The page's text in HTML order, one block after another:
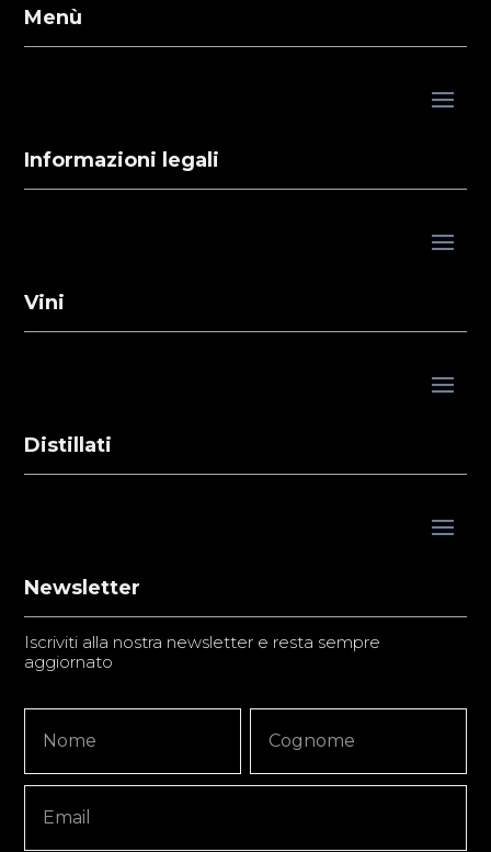
Menù
Informazioni legali
Vini
Distillati
Newsletter
Iscriviti alla nostra newsletter e resta sempre
aggiornato
Signup
Copy